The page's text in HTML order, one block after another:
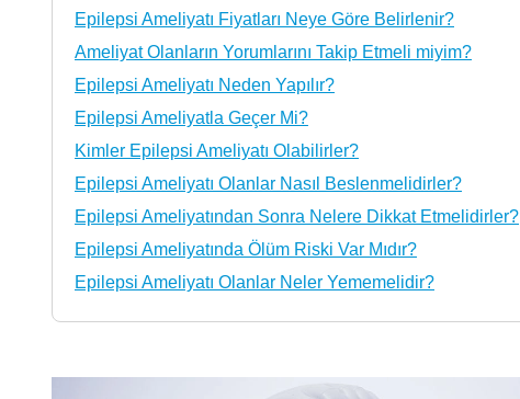
Epilepsi Ameliyatı Fiyatları Neye Göre Belirlenir?
Ameliyat Olanların Yorumlarını Takip Etmeli miyim?
Epilepsi Ameliyatı Neden Yapılır?
Epilepsi Ameliyatla Geçer Mi?
Kimler Epilepsi Ameliyatı Olabilirler?
Epilepsi Ameliyatı Olanlar Nasıl Beslenmelidirler?
Epilepsi Ameliyatından Sonra Nelere Dikkat Etmelidirler?
Epilepsi Ameliyatında Ölüm Riski Var Mıdır?
Epilepsi Ameliyatı Olanlar Neler Yememelidir?